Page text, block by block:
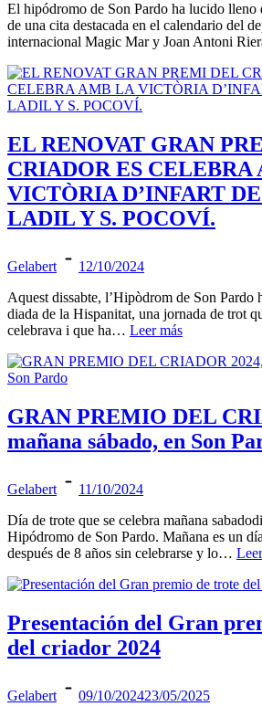
El hipódromo de Son Pardo ha lucido lleno
de una cita destacada en el calendario del
internacional Magic Mar y Joan Antoni
EL RENOVAT GRAN
CRIADOR ES CELEBRA
VICTÒRIA D’INFART
LADIL Y S. POCOVÍ.
Gelabert
12/10/2024
Aquest dissabte, l’Hipòdrom de Son Pardo
diada de la Hispanitat, una jornada de trot
celebrava i que ha… Leer más
GRAN PREMIO DEL
mañana sábado, en Son
Gelabert
11/10/2024
Día de trote que se celebra mañana
Hipódromo de Son Pardo. Mañana es un
después de 8 años sin celebrarse y lo…
Presentación del Gran
del criador 2024
Gelabert 09/10/202423/05/2025